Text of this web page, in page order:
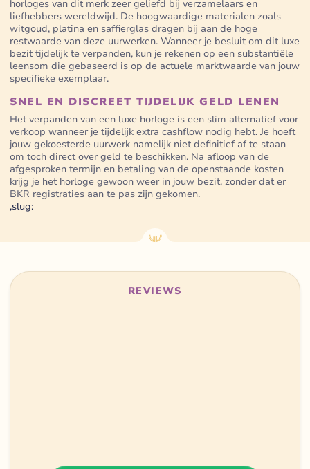
horloges van dit merk zeer geliefd bij verzamelaars en
liefhebbers wereldwijd. De hoogwaardige materialen zoals
witgoud, platina en saffierglas dragen bij aan de hoge
restwaarde van deze uurwerken. Wanneer je besluit om dit luxe
bezit tijdelijk te verpanden, kun je rekenen op een substantiële
leensom die gebaseerd is op de actuele marktwaarde van jouw
specifieke exemplaar.
SNEL EN DISCREET TIJDELIJK GELD LENEN
Het verpanden van een luxe horloge is een slim alternatief voor
verkoop wanneer je tijdelijk extra cashflow nodig hebt. Je hoeft
jouw gekoesterde uurwerk namelijk niet definitief af te staan
om toch direct over geld te beschikken. Na afloop van de
afgesproken termijn en betaling van de openstaande kosten
krijg je het horloge gewoon weer in jouw bezit, zonder dat er
BKR registraties aan te pas zijn gekomen.
,slug:
REVIEWS